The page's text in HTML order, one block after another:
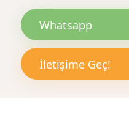
Whatsapp
İletişime Geç!